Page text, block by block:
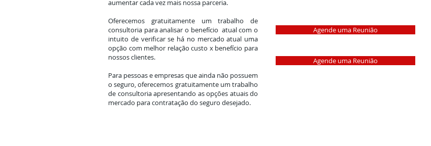
aumentar cada vez mais nossa parceria.
Oferecemos gratuitamente um trabalho de
consultoria para analisar o benefício atual com o
intuito de verificar se há no mercado atual uma
opção com melhor relação custo x benefício para
nossos clientes.
Para pessoas e empresas que ainda não possuem
o seguro, oferecemos gratuitamente um trabalho
de consultoria apresentando as opções atuais do
mercado para contratação do seguro desejado.
Agende uma Reunião
Agende uma Reunião